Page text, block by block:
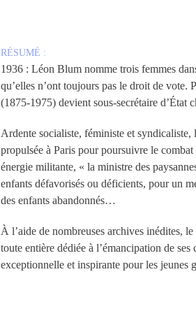
RÉSUMÉ :
1936 : Léon Blum nomme trois femmes
qu’elles n’ont toujours pas le droit de
(1875-1975) devient sous-secrétaire d’État
Ardente socialiste, féministe et
propulsée à Paris pour poursuivre le
énergie militante, « la ministre des
enfants défavorisés ou déficients, pour un
des enfants abandonnés…
À l’aide de nombreuses archives inédites,
toute entière dédiée à l’émancipation de
exceptionnelle et inspirante pour les jeunes